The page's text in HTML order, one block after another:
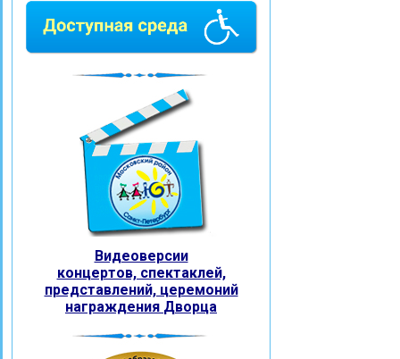
Видеоверсии
концертов, спектаклей,
представлений, церемоний
награждения Дворца